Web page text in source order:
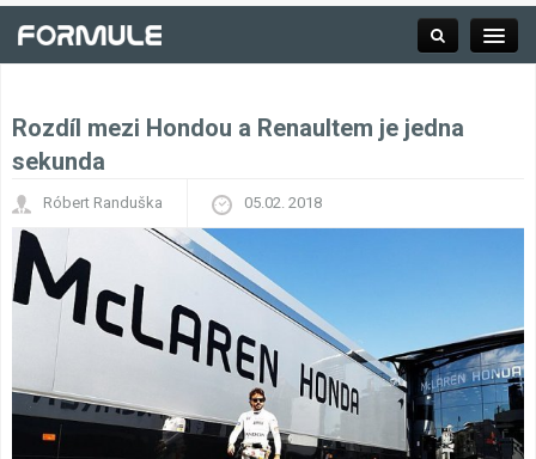
Závodní série
Výsledky F1
Týmy a jezdci F1
Rozdíl mezi Hondou a Renaultem je jedna
sekunda
Róbert Randuška 05.02. 2018